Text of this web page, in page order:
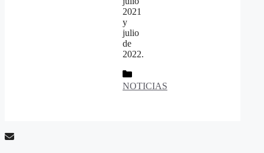
2021
y
julio
de
2022.
Categorías
NOTICIAS